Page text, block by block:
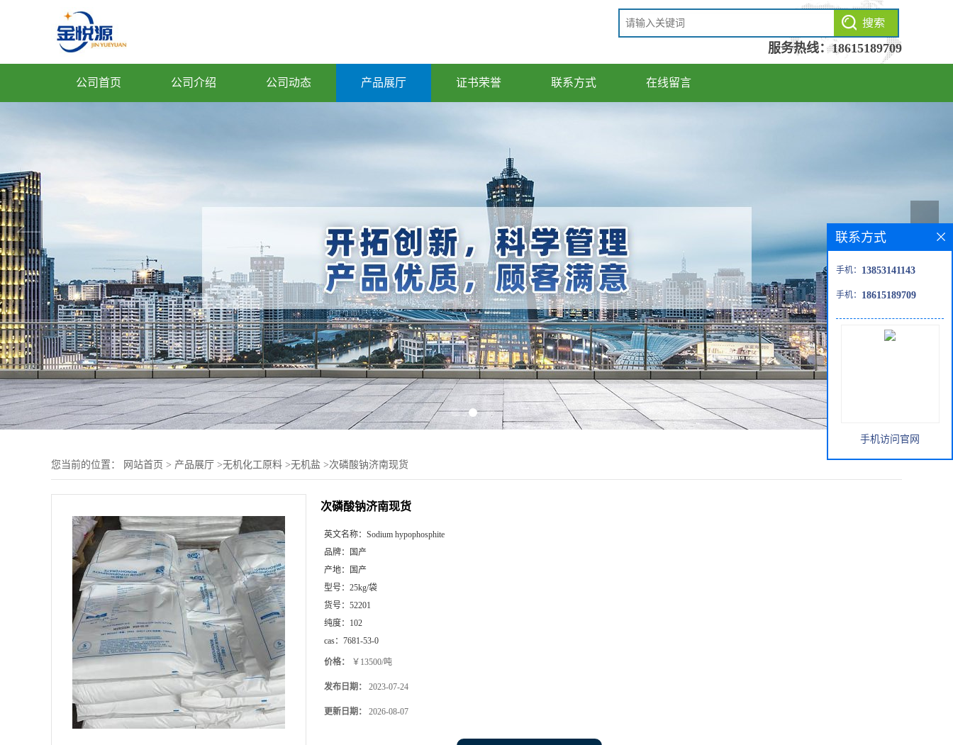
服务热线：18615189709
公司首页 公司介绍 公司动态 产品展厅 证书荣誉 联系方式 在线留言
您当前的位置： 网站首页 > 产品展厅 >无机化工原料 >无机盐 >次磷酸钠济南现货
次磷酸钠济南现货
英文名称： Sodium hypophosphite
品牌：
国产
产地：
国产
型号： 25kg/袋
货号： 52201
纯度： 102
cas： 7681-53-0
价格： ￥13500/吨
发布日期： 2023-07-24
更新日期： 2026-08-07
联系方式
手机： 13853141143
手机： 18615189709
手机访问官网